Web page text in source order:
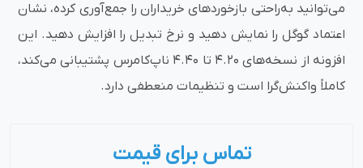
می‌توانید به‌راحتی بازخوردهای خریداران را جمع‌آوری کرده، نشان
اعتماد گوگل را نمایش دهید و نرخ تبدیل را افزایش دهید. این
افزونه از نسخه‌های 4.20 تا 4.40 ناپ‌کامرس پشتیبانی می‌کند،
کاملاً واکنش‌گرا است و تنظیمات منعطفی دارد.
تماس برای قیمت